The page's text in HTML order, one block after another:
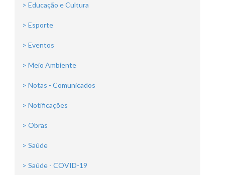
> Educação e Cultura
> Esporte
> Eventos
> Meio Ambiente
> Notas - Comunicados
> Notificações
> Obras
> Saúde
> Saúde - COVID-19